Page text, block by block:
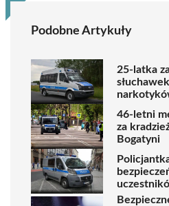
Podobne Artykuły
25-latka
46-letni
za
Bogatyni